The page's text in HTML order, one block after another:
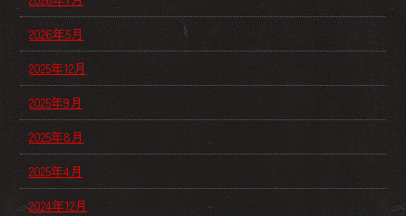
2026年5月
2025年12月
2025年9月
2025年8月
2025年4月
2024年12月